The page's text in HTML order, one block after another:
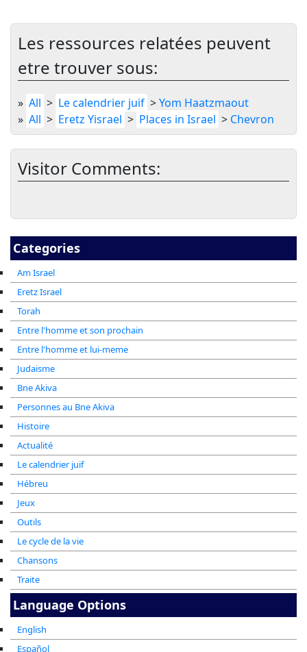
Categories
Am Israel
Eretz Israel
Torah
Entre l'homme et son prochain
Entre l'homme et lui-meme
Judaisme
Bne Akiva
Personnes au Bne Akiva
Histoire
Actualité
Le calendrier juif
Hébreu
Jeux
Outils
Le cycle de la vie
Chansons
Traite
Les ressources relatées peuvent
etre trouver sous:
» All > Le calendrier juif >Yom Haatzmaout
» All > Eretz Yisrael > Places in Israel > Chevron
Visitor Comments:
Language Options
English
Español